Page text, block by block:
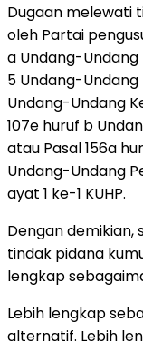
Dugaan melewati
oleh Partai
a Undang-
5 Undang-Undang
Undang-Undang
107e huruf b
atau Pasal 156a
Undang-Undang
ayat 1 ke-1 KUHP.
Dengan demikian,
tindak pidana
lengkap
Lebih lengkap
alternatif. Lebih